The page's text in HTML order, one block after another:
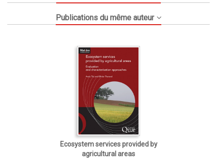
Publications du même auteur
Ecosystem services provided by
agricultural areas